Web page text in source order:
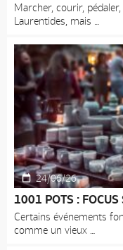
Marcher, courir,
Laurentides, mais
24/06/26
1001 POTS : FOCUS
Certains événements
comme un vieux